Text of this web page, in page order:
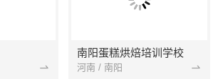
南阳蛋糕烘焙培训学校
河南 / 南阳